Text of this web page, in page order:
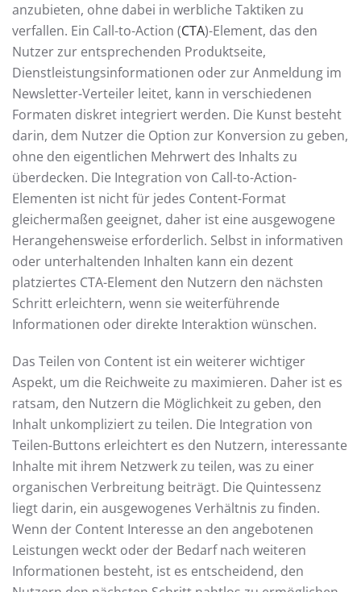
anzubieten, ohne dabei in werbliche Taktiken zu
verfallen. Ein Call-to-Action (CTA)-Element, das den
Nutzer zur entsprechenden Produktseite,
Dienstleistungsinformationen oder zur Anmeldung im
Newsletter-Verteiler leitet, kann in verschiedenen
Formaten diskret integriert werden. Die Kunst besteht
darin, dem Nutzer die Option zur Konversion zu geben,
ohne den eigentlichen Mehrwert des Inhalts zu
überdecken. Die Integration von Call-to-Action-
Elementen ist nicht für jedes Content-Format
gleichermaßen geeignet, daher ist eine ausgewogene
Herangehensweise erforderlich. Selbst in informativen
oder unterhaltenden Inhalten kann ein dezent
platziertes CTA-Element den Nutzern den nächsten
Schritt erleichtern, wenn sie weiterführende
Informationen oder direkte Interaktion wünschen.
Das Teilen von Content ist ein weiterer wichtiger
Aspekt, um die Reichweite zu maximieren. Daher ist es
ratsam, den Nutzern die Möglichkeit zu geben, den
Inhalt unkompliziert zu teilen. Die Integration von
Teilen-Buttons erleichtert es den Nutzern, interessante
Inhalte mit ihrem Netzwerk zu teilen, was zu einer
organischen Verbreitung beiträgt. Die Quintessenz
liegt darin, ein ausgewogenes Verhältnis zu finden.
Wenn der Content Interesse an den angebotenen
Leistungen weckt oder der Bedarf nach weiteren
Informationen besteht, ist es entscheidend, den